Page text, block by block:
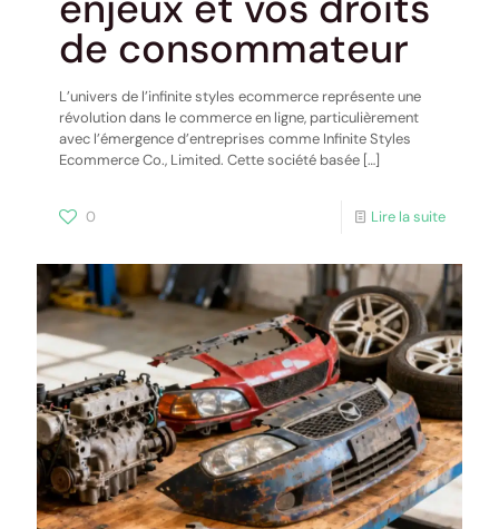
de consommateur
L’univers de l’infinite styles ecommerce représente une
révolution dans le commerce en ligne, particulièrement
avec l’émergence d’entreprises comme Infinite Styles
Ecommerce Co., Limited. Cette société basée […]
0 Lire la suite